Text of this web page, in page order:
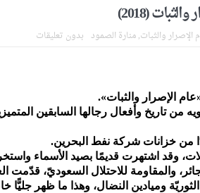
تنال من شعائر عاشوراء.. ولن يساوم على
طاغوتيّتكم
في ممارسة الشعائر الحسينيّة هو في حقيقته
الشهيد السيّد علي الحسيني الخامنئي تنشر
داخليّة تخدم الاحتلال
(2018)
الإصرار والثبات,منارة الصمود بدون تعليقات
عام الإصرار والثبات.«
من تاريخ وأفعال رجالها السابقين
من خزانات شركة نفط البحرين.
وقد اشتهرت قديمًا بصيد الأسماء
والمقاومة للاحتلال السعوديّ، قدّمت
وميادين النضال، وهذا ما ظهر جليًّا